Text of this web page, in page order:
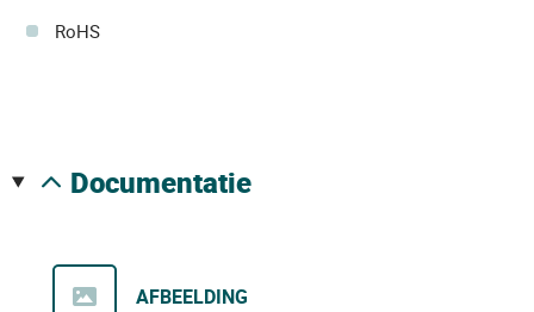
RoHS
documentatie
AFBEELDING